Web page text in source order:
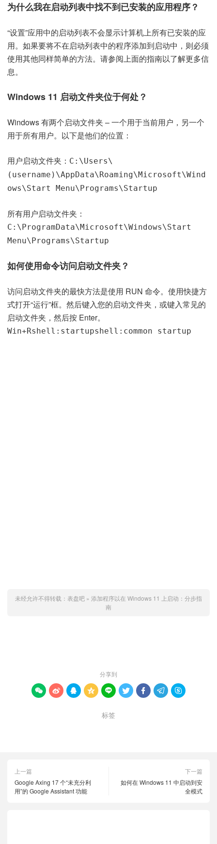
为什么我在启动列表中找不到已安装的应用程序？
“设置”应用中的启动列表不会显示计算机上所有已安装的应
用。如果要将不在启动列表中的程序添加到启动中，则必须
使用其他同样简单的方法。请参阅上面的指南以了解更多信
息。
Windows 11 启动文件夹位于何处？
Windows 有两个启动文件夹 – 一个用于当前用户，另一个
用于所有用户。以下是他们的位置：
用户启动文件夹： C:\Users\
(username)\AppData\Roaming\Microsoft\Wind
ows\Start Menu\Programs\Startup
所有用户启动文件夹：
C:\ProgramData\Microsoft\Windows\Start
Menu\Programs\Startup
如何使用命令访问启动文件夹？
访问启动文件夹的最快方法是使用 RUN 命令。使用快捷方
式打开“运行”框。然后键入您的启动文件夹，或键入常见的
启动文件夹，然后按 Enter。
Win+Rshell:startupshell:common startup
未经允许不得转载： 表盘吧 » 添加程序以在 Windows 11 上启动：分步指
南
分享到
        
标签
上一篇
Google Axing 17 个“未充分利
用”的 Google Assistant 功能
下一篇
如何在 Windows 11 中启动到安
全模式